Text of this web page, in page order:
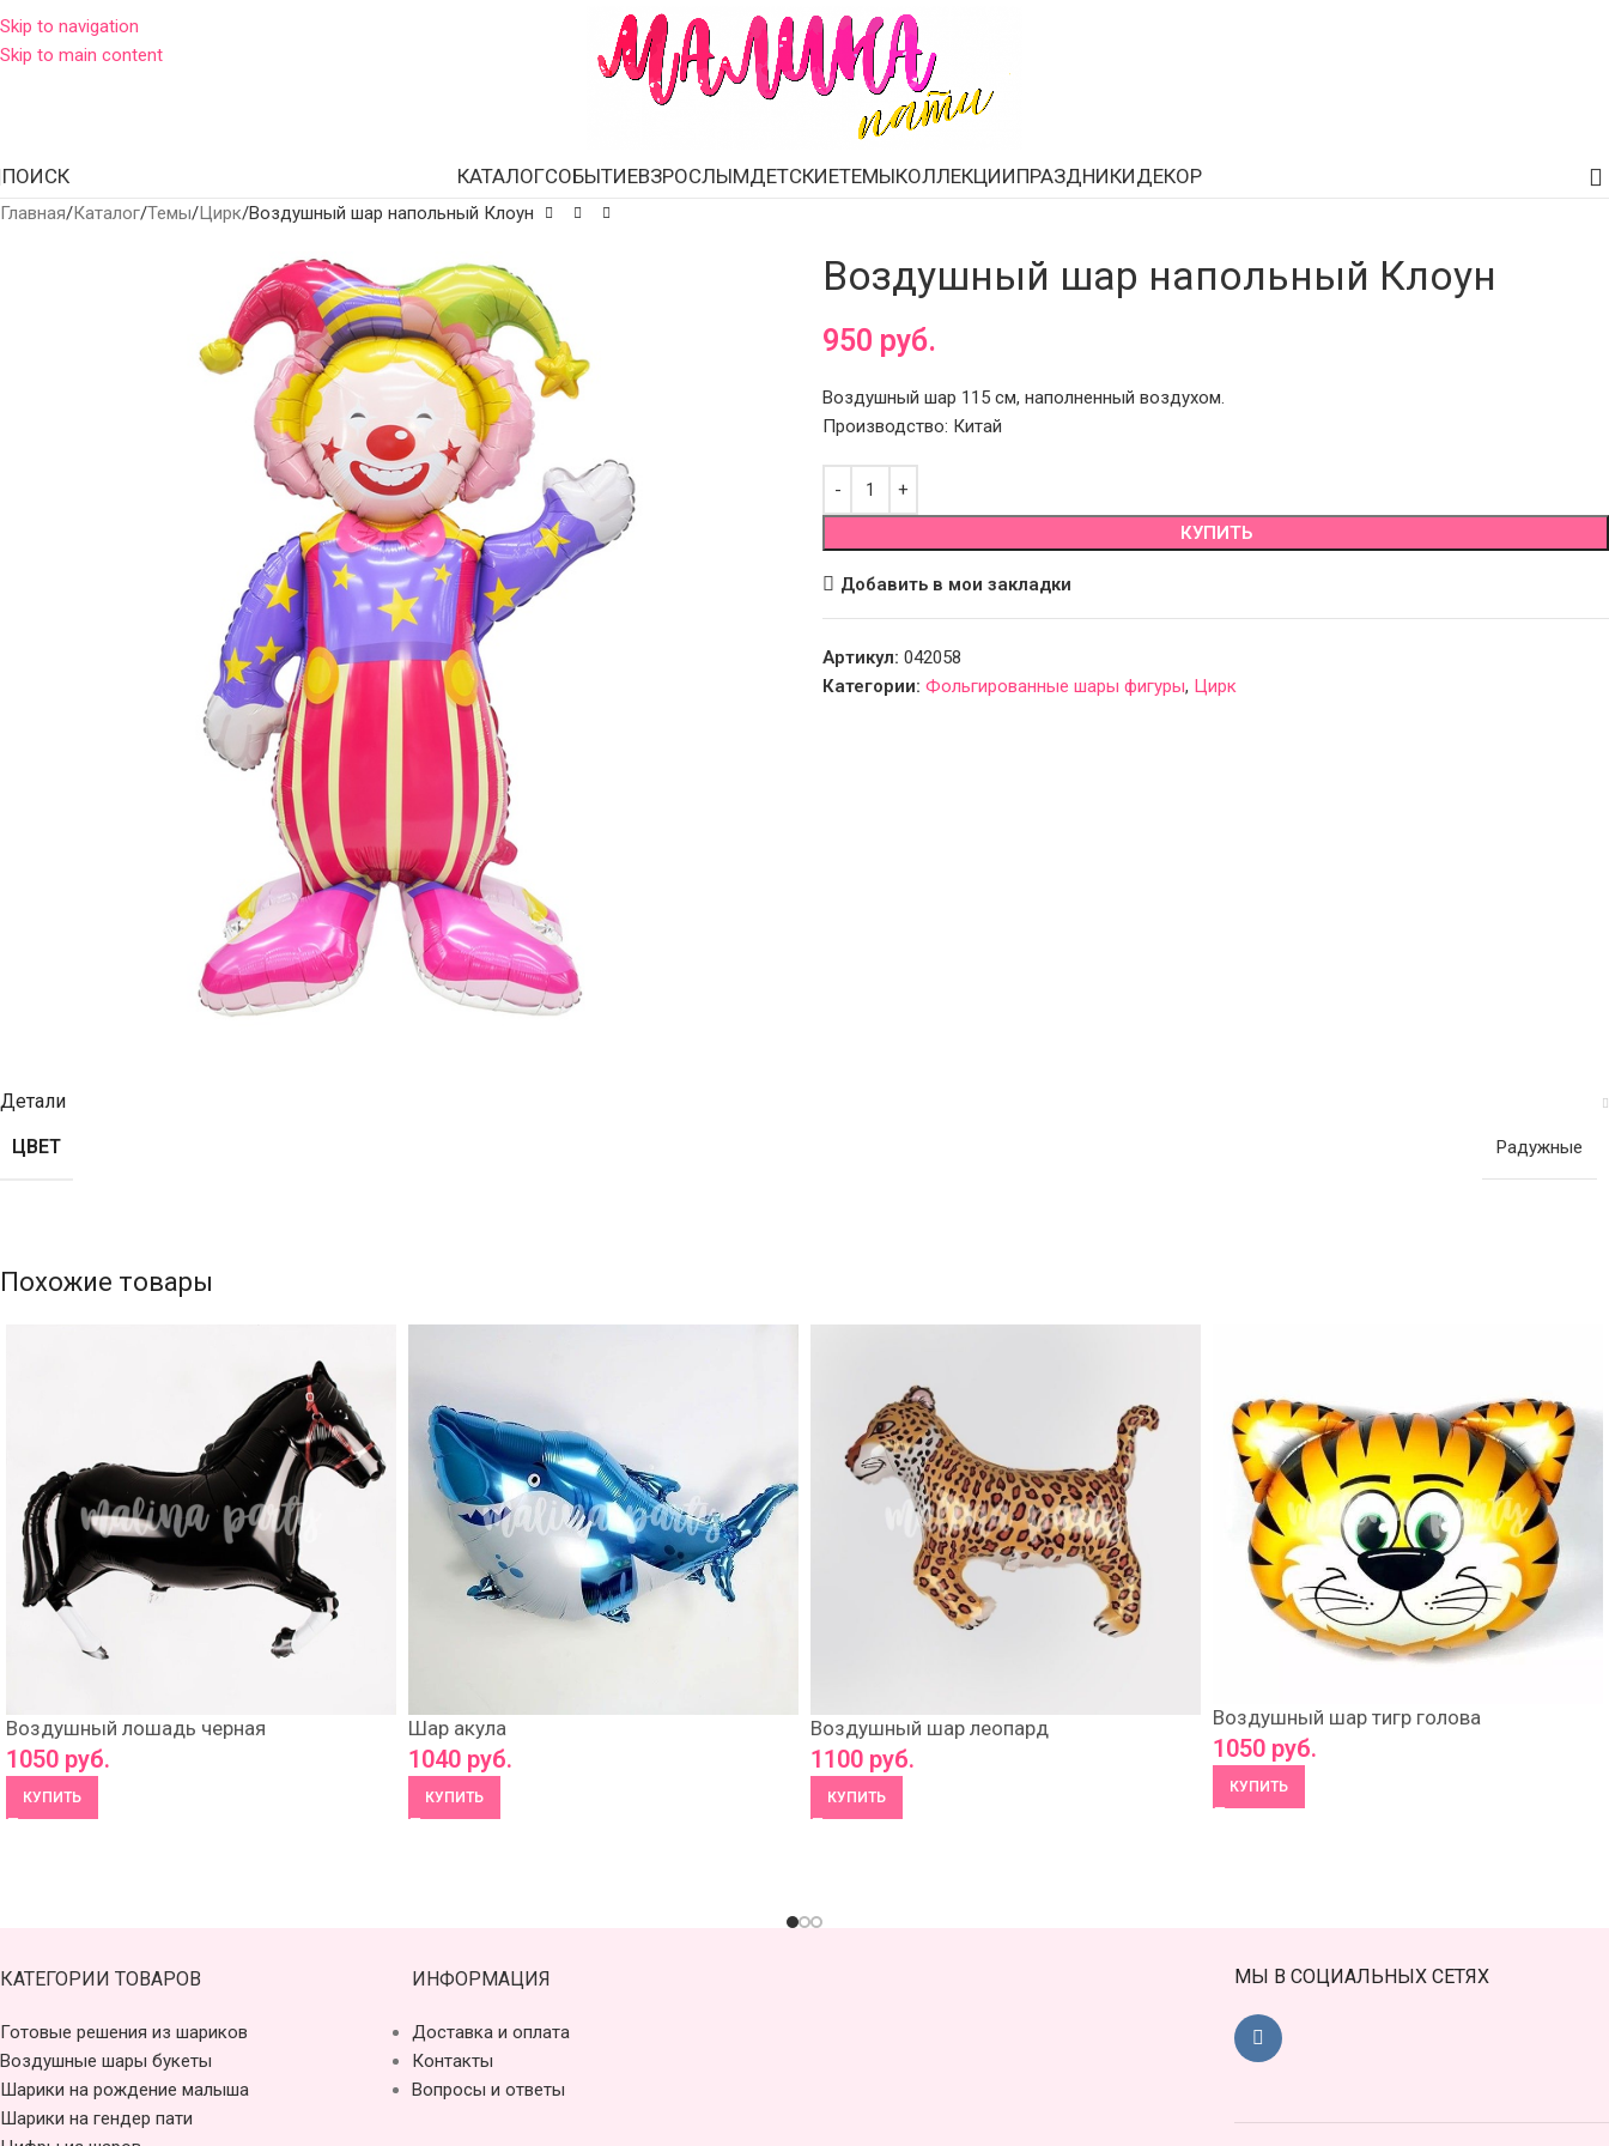
Skip to navigation
Skip to main content
ПОИСК КАТАЛОГСОБЫТИЕВЗРОСЛЫМДЕТСКИЕТЕМЫКОЛЛЕКЦИИПРАЗДНИКИДЕКОР
Главная Каталог Темы Цирк Воздушный шар напольный Клоун
Воздушный шар напольный Клоун
950 руб.
Воздушный шар 115 см, наполненный воздухом.
Производство: Китай
КУПИТЬ
Добавить в мои закладки
Артикул: 042058
Категории: Фольгированные шары фигуры, Цирк
Детали
ЦВЕТ
Радужные
Похожие товары
Воздушный лошадь черная
1050 руб.
КУПИТЬ
Шар акула
1040 руб.
КУПИТЬ
Воздушный шар леопард
1100 руб.
КУПИТЬ
Воздушный шар тигр голова
1050 руб.
КУПИТЬ
КАТЕГОРИИ ТОВАРОВ
Готовые решения из шариков
Воздушные шары букеты
Шарики на рождение малыша
Шарики на гендер пати
ИНФОРМАЦИЯ
Доставка и оплата
Контакты
Вопросы и ответы
МЫ В СОЦИАЛЬНЫХ СЕТЯХ